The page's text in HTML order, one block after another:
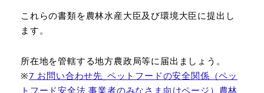
これらの書類を農林水産大臣及び環境大臣に提出し
ます。
所在地を管轄する地方農政局等に届出ましょう。
※7 お問い合わせ先_ペットフードの安全関係（ペッ
トフード安全法 事業者のみなさま向けページ）農林